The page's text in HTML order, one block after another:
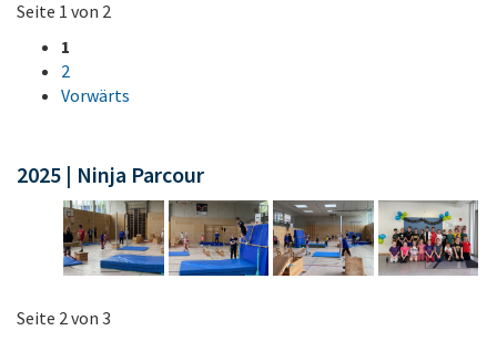
Seite 1 von 2
1
2
Vorwärts
2025 | Ninja Parcour
Seite 2 von 3